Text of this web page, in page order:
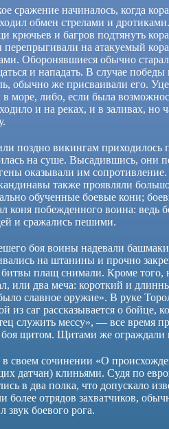
сражение начиналось, когда
обмен стрелами и
крючьев и багров подтянуть
на атакуемый
Оборонявшиеся обычно
и нападать. В случае
обычно же присваивали его.
море, либо, если была
и на реках, и в заливах, но
поздно викингам приходилось
на суше. Высадившись, они
оказывали им
также проявляли
обученные боевые кони;
коня побежденного воина:
и сражались пешими.
боя воины надевали
на штанины и прочно
битвы плащ снимали. Кроме
или два меча: короткий и
славное оружие». В руке
из саг рассказывается о бойце,
служить мессу», — все время
боя щитом. Щитами же ограждали
в своем сочинении «О
датчан) клиньями. Судя по
в два полка, что допускало
более отрядов захватчиков,
звук боевого рога.